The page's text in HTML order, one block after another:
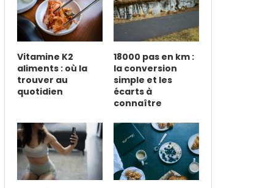
Vitamine K2
aliments : où la
trouver au
quotidien
18000 pas en km :
la conversion
simple et les
écarts à
connaître